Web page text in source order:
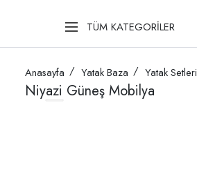
TÜM KATEGORİLER
Anasayfa Yatak Baza Yatak Setleri
Niyazi Güneş Mobilya